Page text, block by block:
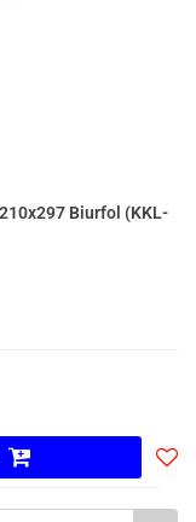
Biurfol (KKL-